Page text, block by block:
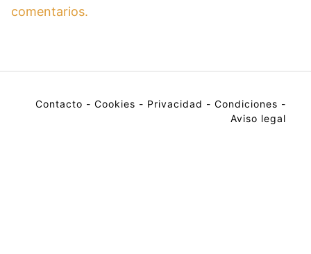
comentarios.
Contacto - Cookies - Privacidad - Condiciones -
Aviso legal